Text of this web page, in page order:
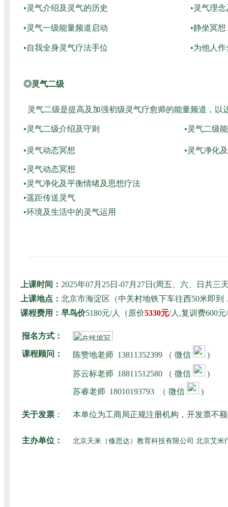
•灵气介绍及灵气的历史 •灵气理
•灵气一级能量频道启动 •静坐冥想
•自我全身灵气疗法手位 •为他人
◎灵气二级
灵气二级是提高及加强初级灵气疗愈师的能量频道，
•灵气二级介绍及守则 •灵气二级
•灵气动态冥想 •灵气净化
•灵气动态冥想
•灵气净化及平衡情绪及思想疗法
•遥距传送灵气
•环境及生活中的灵气运用
上课时间： 2025年07月25日-07月27日(周五、六、日共
上课地点： 北京市海淀区（中关村地铁下车往西50米即
课程费用：早鸟价5180元/人（原价5330元/人,复训费600
报名方式：
课程顾问： 陈赞地老师 13811352399 （ 微信 )
苏云标老师 18811512580 （ 微信 )
苏睿老师 18010193793 （ 微信 )
关于发票 ： 本单位为工商局正规注册机构，开发票不
主办单位： 北京天来（修思达）教育科技有限公司 北京艾米